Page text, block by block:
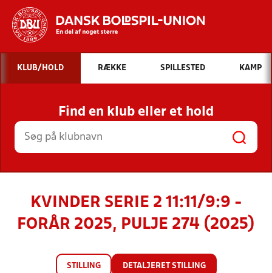
Hvad vil du søge efter?
INDHOLD OG NYHEDER
STILLINGER, RESULTATER, KLUBBER OG
HOLD
KLUB/HOLD RÆKKE SPILLESTED KAMP
Find en klub eller et hold
KVINDER SERIE 2 11:11/9:9 -
FORÅR 2025, PULJE 274 (2025)
STILLING DETALJERET STILLING